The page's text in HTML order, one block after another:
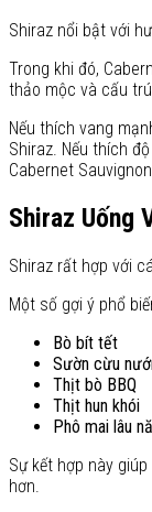
Shiraz nổi bật với
Trong khi đó,
thảo mộc và cấu
Nếu thích vang
Shiraz. Nếu thích
Cabernet
Shiraz Uống
Shiraz rất hợp với
Một số gợi ý phổ
Bò bít tết
Sườn cừu
Thịt bò BBQ
Thịt hun khói
Phô mai lâu
Sự kết hợp này
hơn.